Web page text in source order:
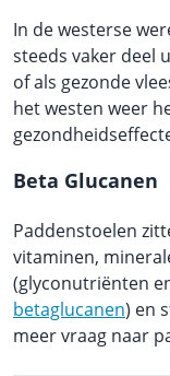
In de westerse
steeds vaker deel
of als gezonde
het westen weer
Beta Glucanen
Paddenstoelen
vitaminen,
(glyconutriënten
betaglucanen) en
meer vraag naar